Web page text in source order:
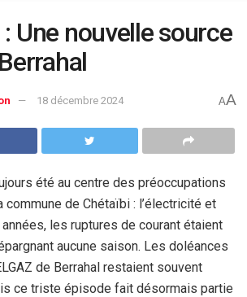
: Une nouvelle source
18 décembre 2024 AA
été au centre des préoccupations
de Chétaïbi : l’électricité et
années, les ruptures de courant étaient
aucune saison. Les doléances
de Berrahal restaient souvent
ce triste épisode fait désormais partie